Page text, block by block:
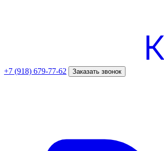
+7 (918) 679-77-62 Заказать звонок